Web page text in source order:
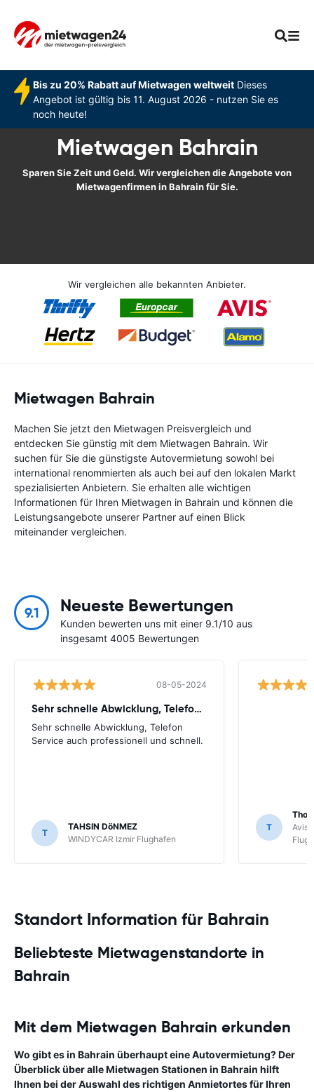
Bis zu 20% Rabatt auf Mietwagen weltweitDieses
Angebot ist gültig bis 11. August 2026 - nutzen Sie es
noch heute!
Mietwagen Bahrain
Sparen Sie Zeit und Geld. Wir vergleichen die Angebote von
Mietwagenfirmen in Bahrain für Sie.
Wir vergleichen alle bekannten Anbieter.
Mietwagen Bahrain
Machen Sie jetzt den Mietwagen Preisvergleich und
entdecken Sie günstig mit dem Mietwagen Bahrain. Wir
suchen für Sie die günstigste Autovermietung sowohl bei
international renommierten als auch bei auf den lokalen Markt
spezialisierten Anbietern. Sie erhalten alle wichtigen
Informationen für Ihren Mietwagen in Bahrain und können die
Leistungsangebote unserer Partner auf einen Blick
miteinander vergleichen.
9.1 Neueste Bewertungen
Kunden bewerten uns mit einer 9.1/10 aus
insgesamt 4005 Bewertungen
08-05-2024
Sehr schnelle Abwicklung, Telefon Service
Sehr schnelle Abwicklung, Telefon
Service auch professionell und schnell.
T
TAHSIN DöNMEZ
WINDYCAR Izmir Flughafen
T
Avis
Standort Information für Bahrain
Beliebteste Mietwagenstandorte in
Bahrain
Mit dem Mietwagen Bahrain erkunden
Wo gibt es in Bahrain überhaupt eine Autovermietung? Der
Überblick über alle Mietwagen Stationen in Bahrain hilft
Ihnen bei der Auswahl des richtigen Anmietortes für Ihren